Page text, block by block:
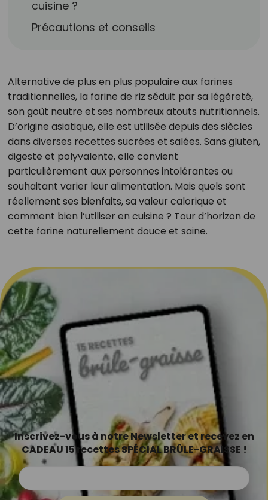
cuisine ?
Précautions et conseils
Alternative de plus en plus populaire aux farines
traditionnelles, la farine de riz séduit par sa légèreté,
son goût neutre et ses nombreux atouts nutritionnels.
D’origine asiatique, elle est utilisée depuis des siècles
dans diverses recettes sucrées et salées. Sans gluten,
digeste et polyvalente, elle convient
particulièrement aux personnes intolérantes ou
souhaitant varier leur alimentation. Mais quels sont
réellement ses bienfaits, sa valeur calorique et
comment bien l’utiliser en cuisine ? Tour d’horizon de
cette farine naturellement douce et saine.
Inscrivez-vous à notre Newsletter et recevez en
CADEAU 15 recettes SPÉCIAL BRÛLE-GRAISSE !